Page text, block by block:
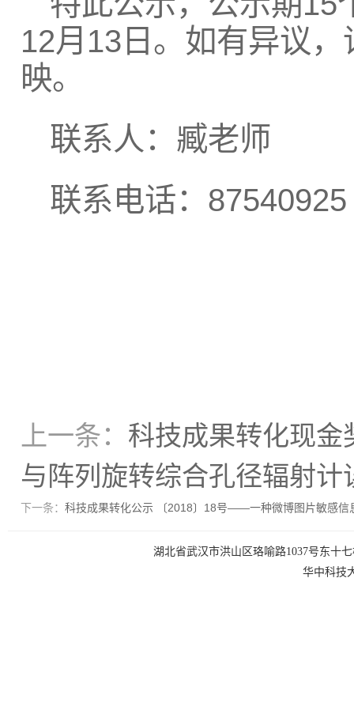
12月13日。如有异议
映。
联系人：臧老师
联系电话：87540925
上一条： 科技成果转化现
与阵列旋转综合孔径辐射计
下一条： 科技成果转化公示 〔2018〕18号——一种微博图片敏感信
湖北省武汉市洪山区珞喻路1037号东十
华中科技